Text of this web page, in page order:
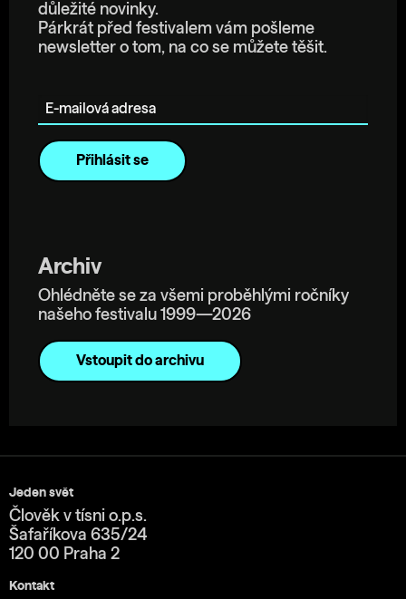
důležité novinky.
Párkrát před festivalem vám pošleme
newsletter o tom, na co se můžete těšit.
Archiv
Ohlédněte se za všemi proběhlými ročníky
našeho festivalu 1999—2026
Vstoupit do archivu
Jeden svět
Člověk v tísni o.p.s.
Šafaříkova 635/24
120 00 Praha 2
Kontakt